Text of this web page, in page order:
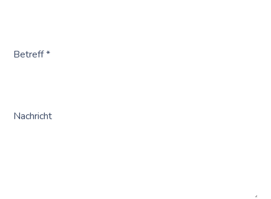
Betreff *
Nachricht